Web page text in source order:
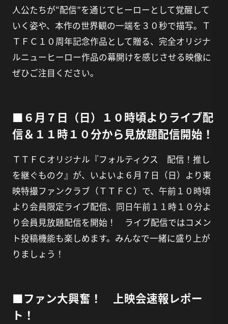
人公たちが“配信”を通じてヒーローとして覚醒して
いく姿や、本作の世界観の一端を３０秒で描写。Ｔ
ＴＦＣ１０周年記念作品として贈る、完全オリジナ
ルニューヒーロー作品の幕開けを感じさせる映像に
ぜひご注目ください。
■６月７日（日）１０時頃よりライブ配
信＆１１時１０分から見放題配信開始！
ＴＴＦＣオリジナル『フォルティクス 配信！推し
を継ぐものク』が、いよいよ６月７日（日）より東
映特撮ファンクラブ（ＴＴＦＣ）で、午前１０時頃
より会員限定ライブ配信、同日午前１１時１０分よ
り会員見放題配信を開始！ ライブ配信ではコメン
ト投稿機能も楽しめます。みんなで一緒に盛り上が
りましょう！
■ファン大興奮！ 上映会速報レポー
ト！